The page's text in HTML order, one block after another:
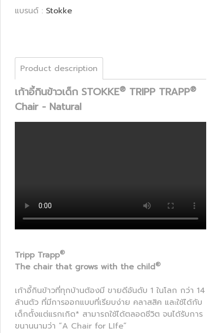
แบรนด์ : Stokke
Product description
เก้าอี้กินข้าวเด็ก STOKKE® TRIPP TRAPP®
Chair - Natural
Tripp Trapp®
The chair that grows with the child®
เก้าอี้กินข้าวที่ทุกบ้านต้องมี ขายดีอันดับ 1 ในโลก กว่า 14
ล้านตัว ที่มีการออกแบบที่เรียบง่าย คลาสสิค และใช้ได้กับ
เด็กตั้งแต่แรกเกิด* สามารถใช้ได้ตลอดชีวิต จนได้รับการ
ขนานนามว่า “A Chair for LIfe”